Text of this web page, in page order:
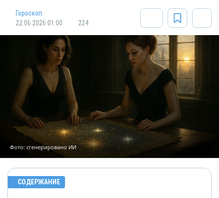
Гороскоп
22.06.2026 01:00
224
Фото: сгенерировано ИИ
СОДЕРЖАНИЕ